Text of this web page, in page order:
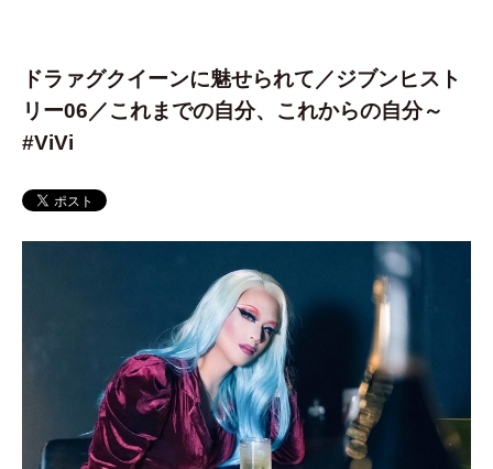
ドラァグクイーンに魅せられて／ジブンヒスト
リー06／これまでの自分、これからの自分～
#ViVi